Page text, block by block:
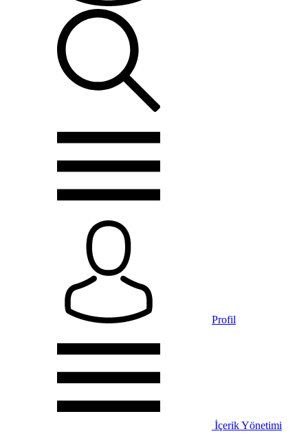
Profil
İçerik Yönetimi